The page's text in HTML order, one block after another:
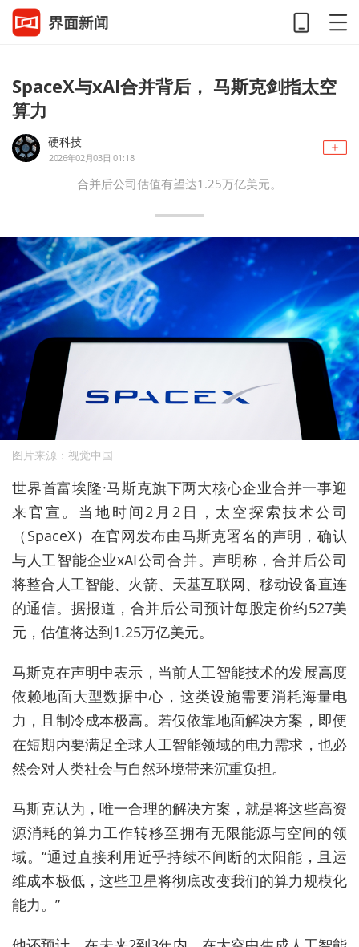
SpaceX与xAI合并背后， 马斯克剑指太空
算力
硬科技
2026年02月03日 01:18
合并后公司估值有望达1.25万亿美元。
图片来源：视觉中国
世界首富埃隆·马斯克旗下两大核心企业合并一事迎
来官宣。当地时间2月2日，太空探索技术公司
（SpaceX）在官网发布由马斯克署名的声明，确认
与人工智能企业xAI公司合并。声明称，合并后公司
将整合人工智能、火箭、天基互联网、移动设备直连
的通信。据报道，合并后公司预计每股定价约527美
元，估值将达到1.25万亿美元。
马斯克在声明中表示，当前人工智能技术的发展高度
依赖地面大型数据中心，这类设施需要消耗海量电
力，且制冷成本极高。若仅依靠地面解决方案，即便
在短期内要满足全球人工智能领域的电力需求，也必
然会对人类社会与自然环境带来沉重负担。
马斯克认为，唯一合理的解决方案，就是将这些高资
源消耗的算力工作转移至拥有无限能源与空间的领
域。“通过直接利用近乎持续不间断的太阳能，且运
维成本极低，这些卫星将彻底改变我们的算力规模化
能力。”